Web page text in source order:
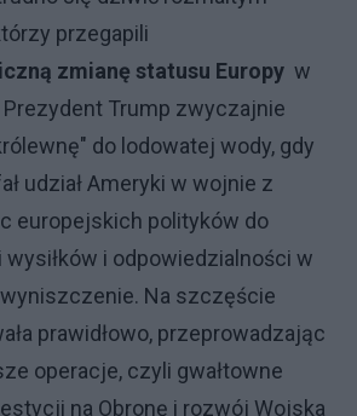
przegapili
zmianę statusu Europy w
Trump zwyczajnie
do lodowatej wody, gdy
udział Ameryki w wojnie z
europejskich polityków do
wysiłków i odpowiedzialności w
Na szczęście
prawidłowo, przeprowadzając
operacje, czyli gwałtowne
na Obronę i rozwój Wojska